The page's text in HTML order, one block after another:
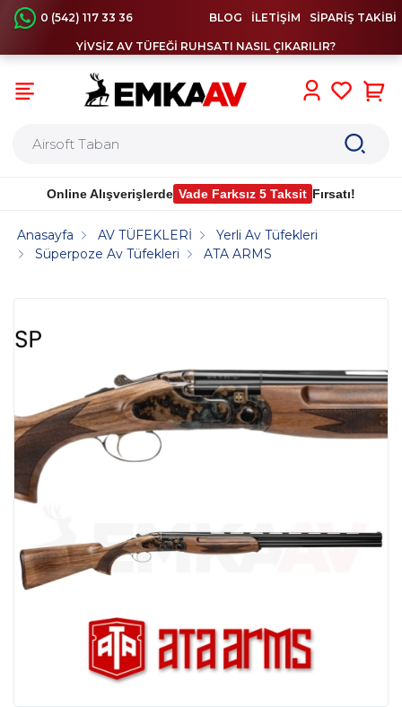
0 (542) 117 33 36 BLOG İLETİŞİM SİPARİŞ TAKİBİ
YİVSİZ AV TÜFEĞİ RUHSATI NASIL ÇIKARILIR?
Online Alışverişlerde Vade Farksız 5 Taksit Fırsatı!
Anasayfa AV TÜFEKLERİ
Yerli Av Tüfekleri
Süperpoze Av Tüfekleri
ATA ARMS